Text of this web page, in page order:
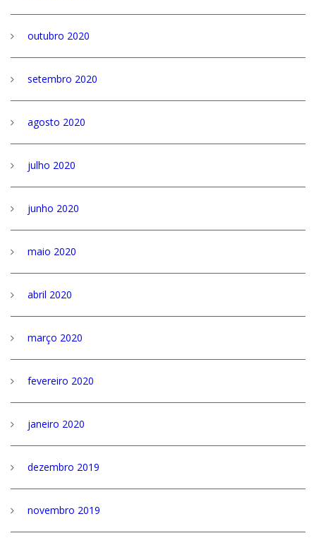
outubro 2020
setembro 2020
agosto 2020
julho 2020
junho 2020
maio 2020
abril 2020
março 2020
fevereiro 2020
janeiro 2020
dezembro 2019
novembro 2019